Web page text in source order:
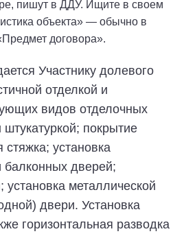
пишут в ДДУ. Ищите в своем
объекта» — обычно в
договора».
Участнику долевого
отделкой и
видов отделочных
штукатуркой; покрытие
установка
балконных дверей;
металлической
двери. Установка
горизонтальная разводка